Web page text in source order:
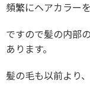
頻繁にヘアカラー
ですので髪の内部
あります。
髪の毛も以前より